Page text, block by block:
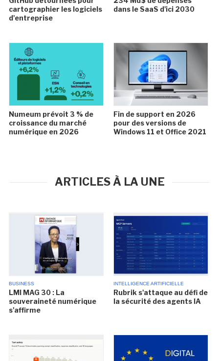
cartographier les logiciels
d'entreprise
dans le SaaS d'ici 2030
Numeum prévoit 3 % de
croissance du marché
numérique en 2026
Fin de support en 2026
pour des versions de
Windows 11 et Office 2021
ARTICLES À LA UNE
BUSINESS
LMI MAG 30 : La
souveraineté numérique
s'affirme
INTELLIGENCE ARTIFICIELLE
Rubrik s'attaque au défi de
la sécurité des agents IA